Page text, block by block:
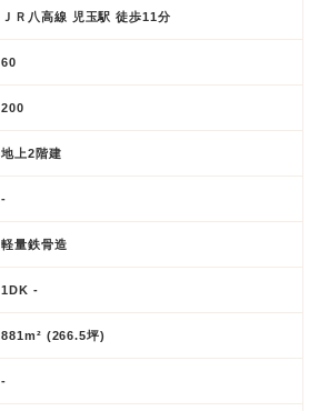
ＪＲ八高線 児玉駅 徒歩11分
60
200
地上2階建
-
軽量鉄骨造
1DK -
881m² (266.5坪)
-